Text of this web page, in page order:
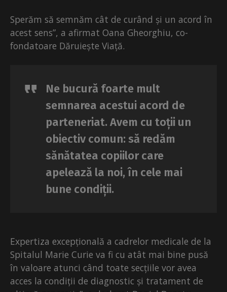
Sperăm să semnăm cât de curând și un acord în
acest sens”, a afirmat Oana Gheorghiu, co-
fondatoare Dăruiește Viață.
Ne bucură foarte mult
semnarea acestui acord de
parteneriat. Avem cu toții un
obiectiv comun: să redăm
sănătatea copiilor care
apelează la noi, în cele mai
bune condiții.
Expertiza excepțională a cadrelor medicale de la
Spitalul Marie Curie va fi cu atât mai bine pusă
în valoare atunci când toate secțiile vor avea
acces la condiții de diagnostic și tratament de